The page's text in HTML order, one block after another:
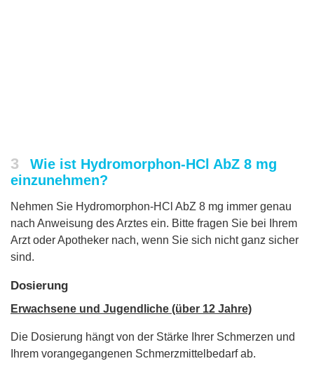
3
Wie ist Hydromorphon-HCl AbZ 8 mg
einzunehmen?
Nehmen Sie Hydromorphon-HCl AbZ 8 mg immer genau
nach Anweisung des Arztes ein. Bitte fragen Sie bei Ihrem
Arzt oder Apotheker nach, wenn Sie sich nicht ganz sicher
sind.
Dosierung
Erwachsene und Jugendliche (über 12 Jahre)
Die Dosierung hängt von der Stärke Ihrer Schmerzen und
Ihrem vorangegangenen Schmerzmittelbedarf ab.